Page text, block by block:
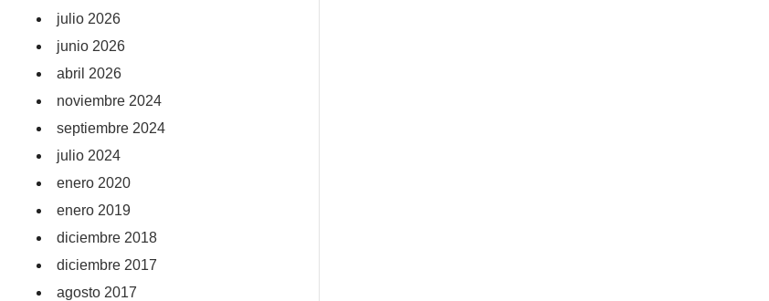
julio 2026
junio 2026
abril 2026
noviembre 2024
septiembre 2024
julio 2024
enero 2020
enero 2019
diciembre 2018
diciembre 2017
agosto 2017